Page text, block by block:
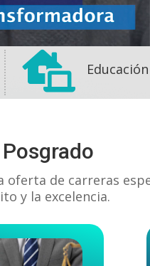

de carreras
y la excelencia.